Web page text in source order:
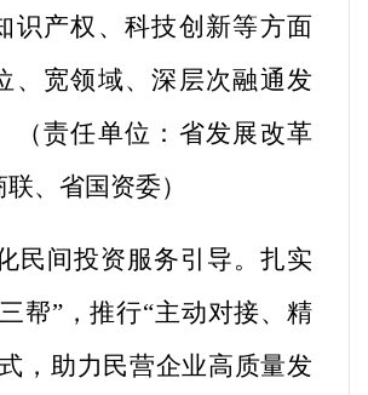
识产权、科技创新等方面
、宽领域、深层次融通发
（责任单位：省发展改革
联、省国资委）
民间投资服务引导。 扎实
帮”，推行“主动对接、精
，助力民营企业高质量发